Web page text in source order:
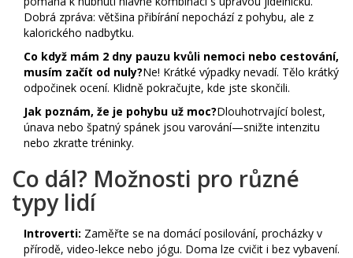
Dobrá zpráva: většina přibírání nepochází z pohybu, ale z
kalorického nadbytku.
Co když mám 2 dny pauzu kvůli nemoci nebo cestování,
musím začít od nuly?Ne! Krátké výpadky nevadí. Tělo krátký
odpočinek ocení. Klidně pokračujte, kde jste skončili.
Jak poznám, že je pohybu už moc?Dlouhotrvající bolest,
únava nebo špatný spánek jsou varování—snižte intenzitu
nebo zkraťte tréninky.
Co dál? Možnosti pro různé
typy lidí
Introverti: Zaměřte se na domácí posilování, procházky v
přírodě, video-lekce nebo jógu. Doma lze cvičit i bez vybavení.